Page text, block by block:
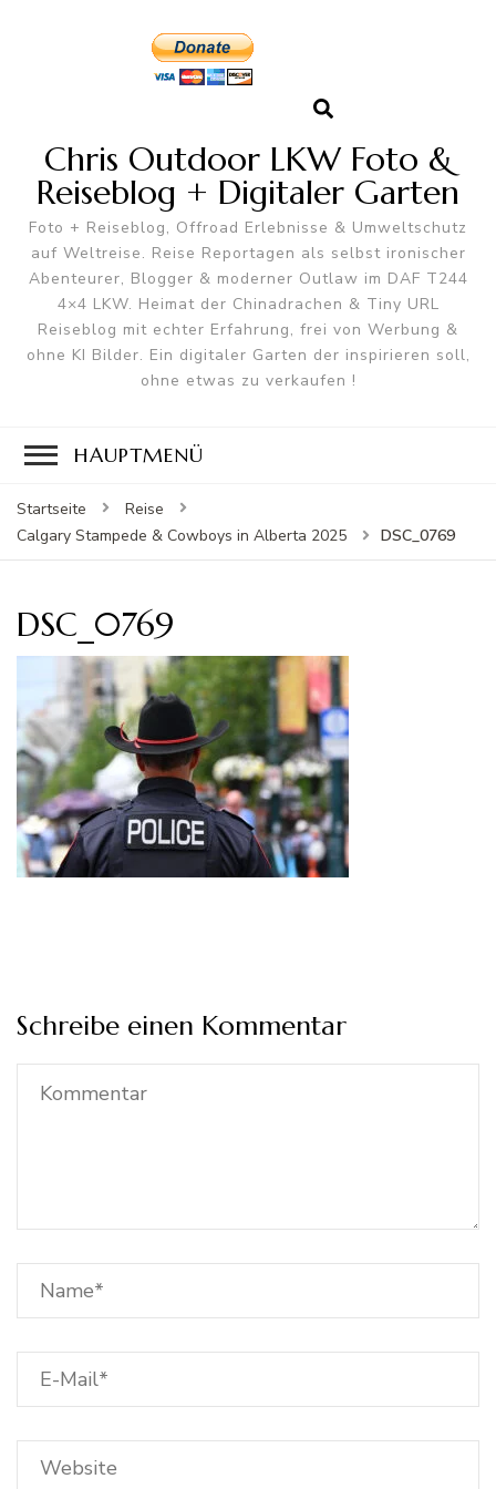
Chris Outdoor LKW Foto &
Reiseblog + Digitaler Garten
Foto + Reiseblog, Offroad Erlebnisse & Umweltschutz
auf Weltreise. Reise Reportagen als selbst ironischer
Abenteurer, Blogger & moderner Outlaw im DAF T244
4×4 LKW. Heimat der Chinadrachen & Tiny URL
Reiseblog mit echter Erfahrung, frei von Werbung &
ohne KI Bilder. Ein digitaler Garten der inspirieren soll,
ohne etwas zu verkaufen !
HAUPTMENÜ
Startseite
Reise
Calgary Stampede & Cowboys in Alberta 2025
DSC_0769
DSC_0769
Schreibe einen Kommentar